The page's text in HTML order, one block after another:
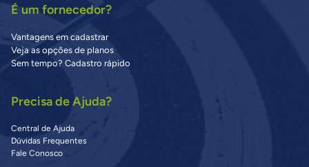
É um fornecedor?
Vantagens em cadastrar
Veja as opções de planos
Sem tempo? Cadastro rápido
Precisa de Ajuda?
Central de Ajuda
Dúvidas Frequentes
Fale Conosco